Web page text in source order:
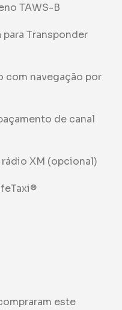
TAWS-B
Transponder
com navegação por
de canal
XM (opcional)
este